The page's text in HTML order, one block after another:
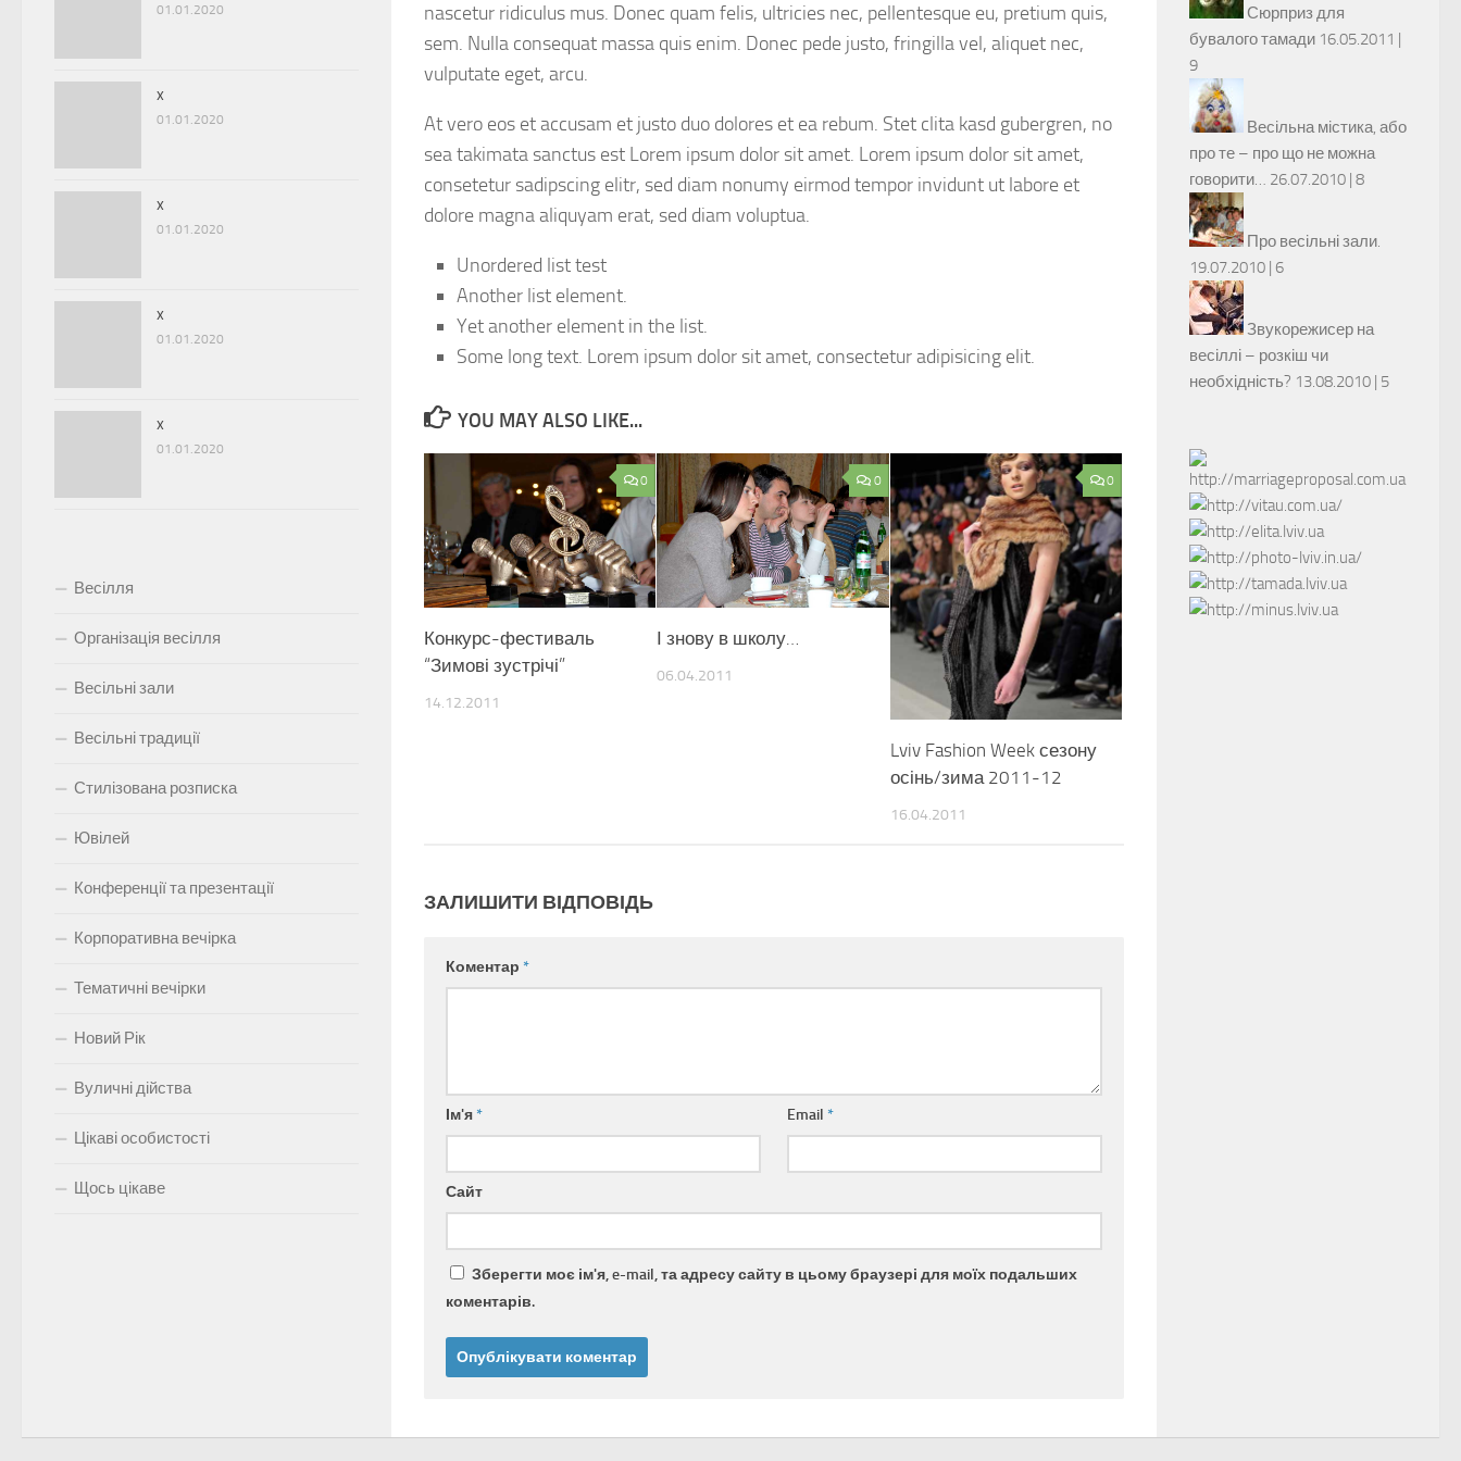
nascetur ridiculus mus. Donec quam felis, ultricies nec, pellentesque eu, pretium quis,
sem. Nulla consequat massa quis enim. Donec pede justo, fringilla vel, aliquet nec,
vulputate eget, arcu.
At vero eos et accusam et justo duo dolores et ea rebum. Stet clita kasd gubergren, no
sea takimata sanctus est Lorem ipsum dolor sit amet. Lorem ipsum dolor sit amet,
consetetur sadipscing elitr, sed diam nonumy eirmod tempor invidunt ut labore et
dolore magna aliquyam erat, sed diam voluptua.
Unordered list test
Another list element.
Yet another element in the list.
Some long text. Lorem ipsum dolor sit amet, consectetur adipisicing elit.
YOU MAY ALSO LIKE...
0
Конкурс-фестиваль
“Зимові зустрічі”
14.12.2011
0
І знову в школу…
06.04.2011
0
Lviv Fashion Week сезону
осінь/зима 2011-12
16.04.2011
ЗАЛИШИТИ ВІДПОВІДЬ
Коментар *
Ім'я* Email*
Сайт
Зберегти моє ім'я, e-mail, та адресу сайту в цьому браузері для моїх подальших
коментарів.
01.01.2020
x
01.01.2020
x
01.01.2020
x
01.01.2020
x
01.01.2020
Весілля
Організація весілля
Весільні зали
Весільні традиції
Стилізована розписка
Ювілей
Конференції та презентації
Корпоративна вечірка
Тематичні вечірки
Новий Рік
Вуличні дійства
Цікаві особистості
Щось цікаве
Сюрприз для
бувалого тамади 16.05.2011 |
9
Весільна містика, або
про те – про що не можна
говорити… 26.07.2010 | 8
Про весільні зали.
19.07.2010 | 6
Звукорежисер на
весіллі – розкіш чи
необхідність? 13.08.2010 | 5